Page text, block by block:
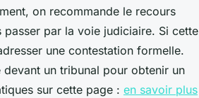
on recommande le recours
par la voie judiciaire. Si cette
une contestation formelle.
un tribunal pour obtenir un
sur cette page : en savoir plus